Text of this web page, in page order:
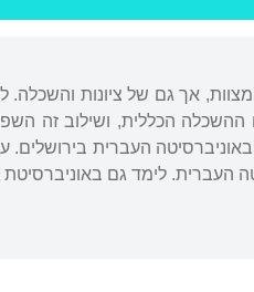
ומצוות, אך גם של ציונות
לימד גם באוניברסיטת